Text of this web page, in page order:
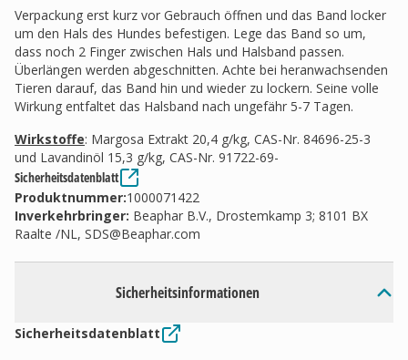
Verpackung erst kurz vor Gebrauch öffnen und das Band locker
um den Hals des Hundes befestigen. Lege das Band so um,
dass noch 2 Finger zwischen Hals und Halsband passen.
Überlängen werden abgeschnitten. Achte bei heranwachsenden
Tieren darauf, das Band hin und wieder zu lockern. Seine volle
Wirkung entfaltet das Halsband nach ungefähr 5-7 Tagen.
Wirkstoffe: Margosa Extrakt 20,4 g/kg, CAS-Nr. 84696-25-3
und Lavandinöl 15,3 g/kg, CAS-Nr. 91722-69-
Sicherheitsdatenblatt
Produktnummer:1000071422
Inverkehrbringer: Beaphar B.V., Drostemkamp 3; 8101 BX
Raalte /NL, SDS@Beaphar.com
Sicherheitsinformationen
Sicherheitsdatenblatt